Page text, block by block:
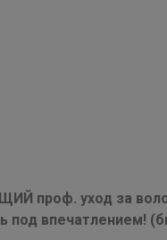
проф. уход за
под впечатлением!
для